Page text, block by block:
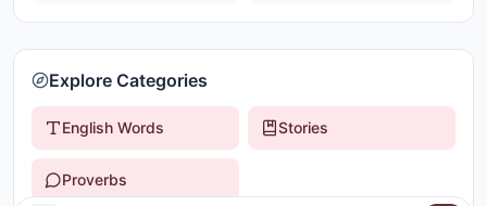
Explore Categories
English Words Stories
Proverbs